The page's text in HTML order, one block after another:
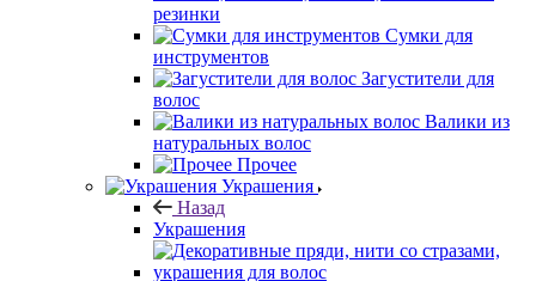
резинки
Сумки для
инструментов
Загустители для
волос
Валики из
натуральных волос
Прочее
Украшения
Назад
Украшения